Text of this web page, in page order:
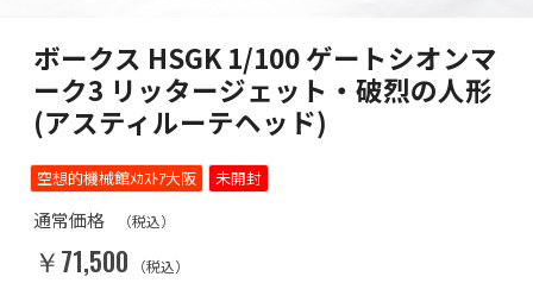
ボークス HSGK 1/100 ゲートシオンマ
ーク3 リッタージェット・破烈の人形
(アスティルーテヘッド)
空想的機械館ﾒｶｽﾄｱ大阪 未開封
通常価格 （税込）
￥71,500 （税込）